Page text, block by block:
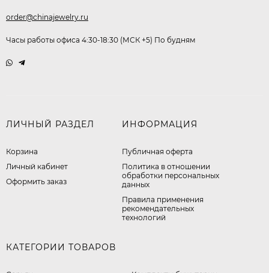
order@chinajewelry.ru
Часы работы офиса 4:30-18:30 (МСК +5) По будням
ЛИЧНЫЙ РАЗДЕЛ
Корзина
Личный кабинет
Оформить заказ
ИНФОРМАЦИЯ
Публичная оферта
​Политика в отношении
обработки персональных
данных
Правила применения
рекомендательных
технологий
КАТЕГОРИИ ТОВАРОВ